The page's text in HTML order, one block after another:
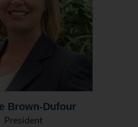
Brown-Dufour
President